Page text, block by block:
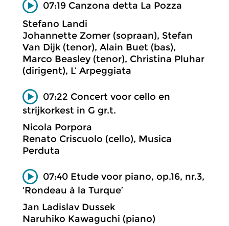
07:19 Canzona detta La Pozza
Stefano Landi
Johannette Zomer (sopraan), Stefan
Van Dijk (tenor), Alain Buet (bas),
Marco Beasley (tenor), Christina Pluhar
(dirigent), L’ Arpeggiata
07:22 Concert voor cello en
strijkorkest in G gr.t.
Nicola Porpora
Renato Criscuolo (cello), Musica
Perduta
07:40 Etude voor piano, op.16, nr.3,
‘Rondeau à la Turque’
Jan Ladislav Dussek
Naruhiko Kawaguchi (piano)